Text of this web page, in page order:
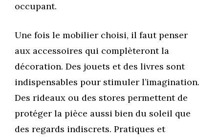
occupant.
Une fois le mobilier choisi, il faut penser
aux accessoires qui complèteront la
décoration. Des jouets et des livres sont
indispensables pour stimuler l’imagination.
Des rideaux ou des stores permettent de
protéger la pièce aussi bien du soleil que
des regards indiscrets. Pratiques et